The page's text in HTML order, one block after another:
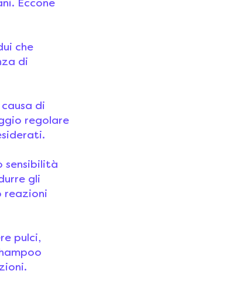
Eccone
che
di
di
regolare
sensibilità
gli
reazioni
pulci,